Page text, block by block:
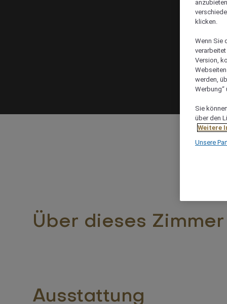
Über dieses Zimmer
Ausstattung
klicken.
Wenn Sie
Version,
werden,
Werbung“
Sie
über den
Weitere
Unsere